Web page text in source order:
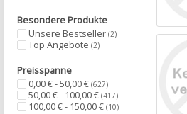
Besondere Produkte
Unsere Bestseller (2)
Top Angebote (2)
Preisspanne
0,00 € - 50,00 € (627)
50,00 € - 100,00 € (417)
100,00 € - 150,00 € (10)